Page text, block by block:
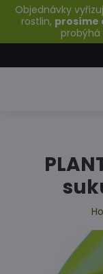
Objednávky
rostlin, prosíme
probýhá